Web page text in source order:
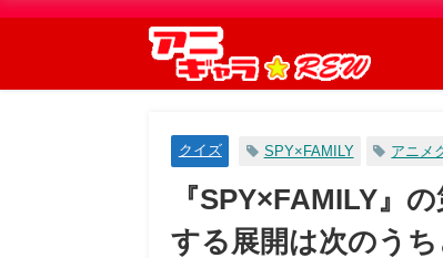
クイズ SPY×FAMILY アニメ
『SPY×FAMILY』
する展開は次のうち